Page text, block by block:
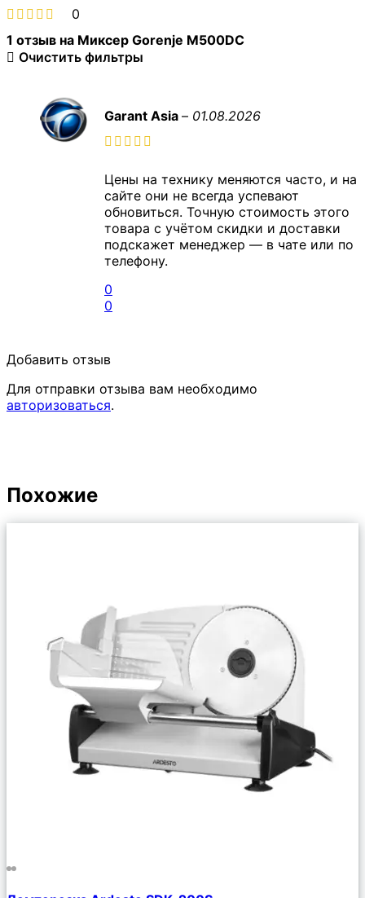
0
1 отзыв на Миксер Gorenje M500DC
Очистить фильтры
Garant Asia – 01.08.2026
Цены на технику меняются часто, и на
сайте они не всегда успевают
обновиться. Точную стоимость этого
товара с учётом скидки и доставки
подскажет менеджер — в чате или по
телефону.
0
0
Добавить отзыв
Для отправки отзыва вам необходимо
авторизоваться.
Похожие